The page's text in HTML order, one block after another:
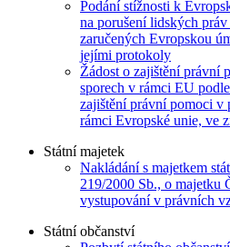
Podání stížnosti k
na porušení lidských
zaručených Evropskou
jejími protokoly
Žádost o zajištění právní
sporech v rámci EU
zajištění právní pomoci v
rámci Evropské unie, ve
Státní majetek
Nakládání s majetkem
219/2000 Sb., o majetku
vystupování v právních
Státní občanství